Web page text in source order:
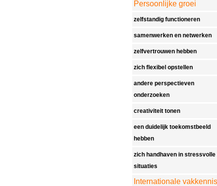
Persoonlijke groei
zelfstandig functioneren
samenwerken en netwerken
zelfvertrouwen hebben
zich flexibel opstellen
andere perspectieven
onderzoeken
creativiteit tonen
een duidelijk toekomstbeeld
hebben
zich handhaven in stressvolle
situaties
Internationale vakkennis